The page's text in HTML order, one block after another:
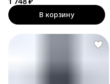
В корзину